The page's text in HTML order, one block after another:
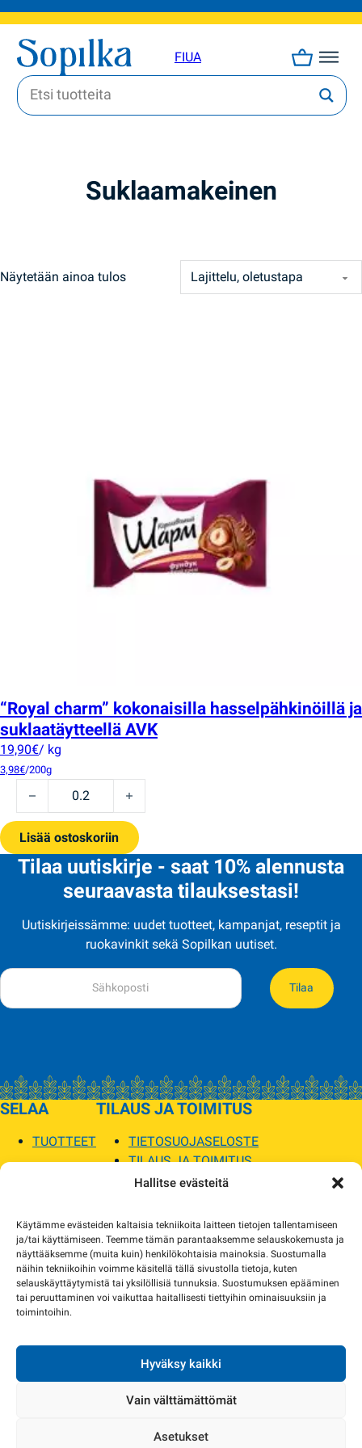
Hallitse evästeitä
Käytämme evästeiden kaltaisia tekniikoita laitteen tietojen tallentamiseen
ja/tai käyttämiseen. Teemme tämän parantaaksemme selauskokemusta ja
näyttääksemme (muita kuin) henkilökohtaisia mainoksia. Suostumalla
näihin tekniikoihin voimme käsitellä tällä sivustolla tietoja, kuten
selauskäyttäytymistä tai yksilöllisiä tunnuksia. Suostumuksen epääminen
tai peruuttaminen voi vaikuttaa haitallisesti tiettyihin ominaisuuksiin ja
toimintoihin.
Hyväksy kaikki
Vain välttämättömät
Asetukset
FIUA
Suklaamakeinen
Näytetään ainoa tulos
“Royal charm” kokonaisilla hasselpähkinöillä ja
suklaatäytteellä AVK
19,90€/ kg
3,98€/200g
"Royal charm" kokonaisilla hasselpähkinöillä ja
Lisää ostoskoriin
Tilaa uutiskirje - saat 10% alennusta
seuraavasta tilauksestasi!
Uutiskirjeissämme: uudet tuotteet, kampanjat, reseptit ja
ruokavinkit sekä Sopilkan uutiset.
Tilaa
SELAA
TUOTTEET
TILAUS JA TOIMITUS
TIETOSUOJASELOSTE
TILAUS JA TOIMITUS
TOIMITUSEHDOT
MYYMÄLÄT JA YHTEYSTIEDOT
USEIN KYSYTYT
AJANKOHTAISTA
yhteyttä ja sovimme korvaavista tuotteista.
Copyright 2024 Sopilka.fi – kaikki oikeudet pidätetään